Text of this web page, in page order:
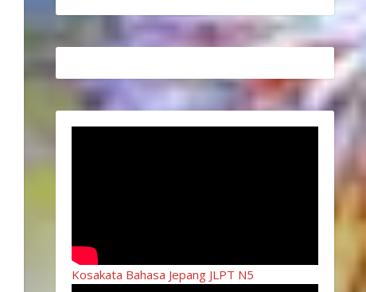
Kosakata Bahasa Jepang JLPT N5